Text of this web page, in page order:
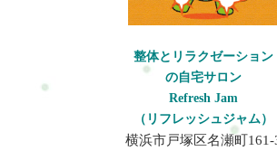
問合せや予約ができますよろしければ是非、
整体とリラクゼーション
の自宅サロン
Refresh Jam
（リフレッシュジャム）
横浜市戸塚区名瀬町161-